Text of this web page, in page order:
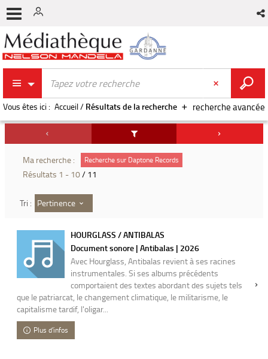
recherche avancée
Vous êtes ici : Accueil/ Résultats de la recherche
Ma recherche : Recherche sur Daptone Records
Résultats 1 - 10/ 11
Tri : Pertinence
HOURGLASS / ANTIBALAS
Document sonore | Antibalas | 2026
Avec Hourglass, Antibalas revient à ses racines
instrumentales. Si ses albums précédents
comportaient des textes abordant des sujets tels
que le patriarcat, le changement climatique, le militarisme, le
capitalisme tardif, l'oligar...
Plus d'infos